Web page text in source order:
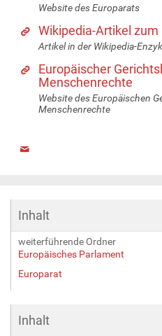
Website des Europarats
Wikipedia-Artikel zum
Artikel in der Wikipedia-
Europäischer
Menschenrechte
Website des Europäischen
Menschenrechte
Inhalt
weiterführende Ordner
Europäisches Parlament
Europarat
Inhalt